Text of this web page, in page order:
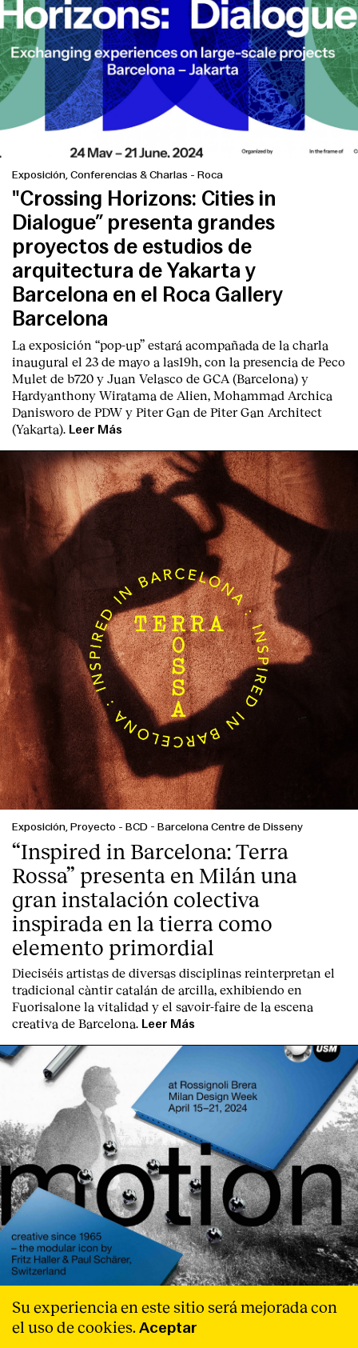
English Español Italiano Català
Exposición, Conferencias & Charlas - Roca
"Crossing Horizons: Cities in
Dialogue” presenta grandes
proyectos de estudios de
arquitectura de Yakarta y
Barcelona en el Roca Gallery
Barcelona
La exposición “pop-up” estará acompañada de la charla
inaugural el 23 de mayo a las19h, con la presencia de Peco
Mulet de b720 y Juan Velasco de GCA (Barcelona) y
Hardyanthony Wiratama de Alien, Mohammad Archica
Danisworo de PDW y Piter Gan de Piter Gan Architect
(Yakarta). Leer Más
Exposición, Proyecto - BCD - Barcelona Centre de Disseny
“Inspired in Barcelona: Terra
Rossa” presenta en Milán una
gran instalación colectiva
inspirada en la tierra como
elemento primordial
Dieciséis artistas de diversas disciplinas reinterpretan el
tradicional càntir catalán de arcilla, exhibiendo en
Fuorisalone la vitalidad y el savoir-faire de la escena
creativa de Barcelona. Leer Más
Exposición-USM
USM en la Milan Design Week 2024
Su experiencia en este sitio será mejorada con
el uso de cookies. Aceptar